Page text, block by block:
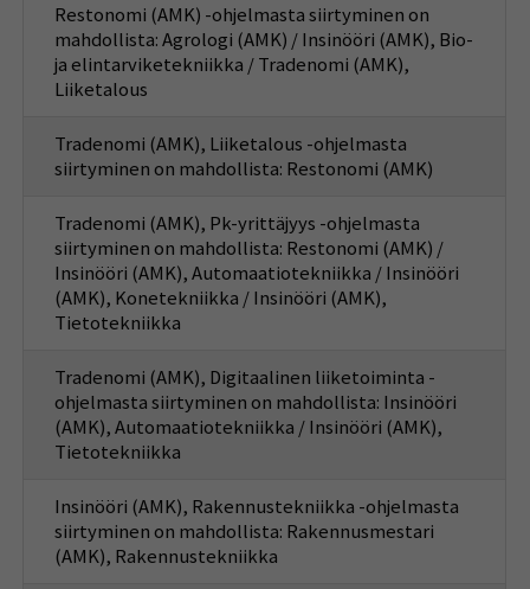
Restonomi (AMK) -ohjelmasta siirtyminen on
mahdollista: Agrologi (AMK) / Insinööri (AMK), Bio-
ja elintarviketekniikka / Tradenomi (AMK),
Liiketalous
Tradenomi (AMK), Liiketalous -ohjelmasta
siirtyminen on mahdollista: Restonomi (AMK)
Tradenomi (AMK), Pk-yrittäjyys -ohjelmasta
siirtyminen on mahdollista: Restonomi (AMK) /
Insinööri (AMK), Automaatiotekniikka / Insinööri
(AMK), Konetekniikka / Insinööri (AMK),
Tietotekniikka
Tradenomi (AMK), Digitaalinen liiketoiminta -
ohjelmasta siirtyminen on mahdollista: Insinööri
(AMK), Automaatiotekniikka / Insinööri (AMK),
Tietotekniikka
Insinööri (AMK), Rakennustekniikka -ohjelmasta
siirtyminen on mahdollista: Rakennusmestari
(AMK), Rakennustekniikka